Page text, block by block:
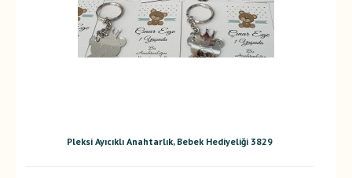
Pleksi Ayıcıklı Anahtarlık, Bebek Hediyeliği 3829